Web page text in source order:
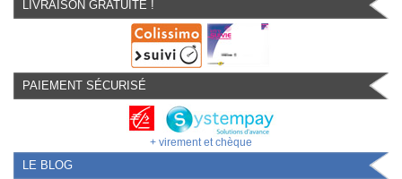
LIVRAISON GRATUITE !
PAIEMENT SÉCURISÉ
+ virement et chèque
LE BLOG